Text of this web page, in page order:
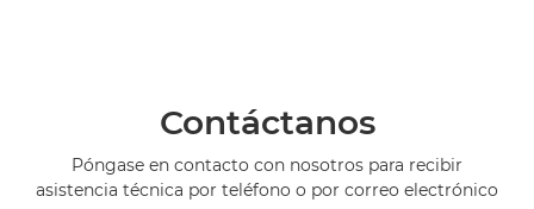
Contáctanos
Póngase en contacto con nosotros para recibir
asistencia técnica por teléfono o por correo electrónico